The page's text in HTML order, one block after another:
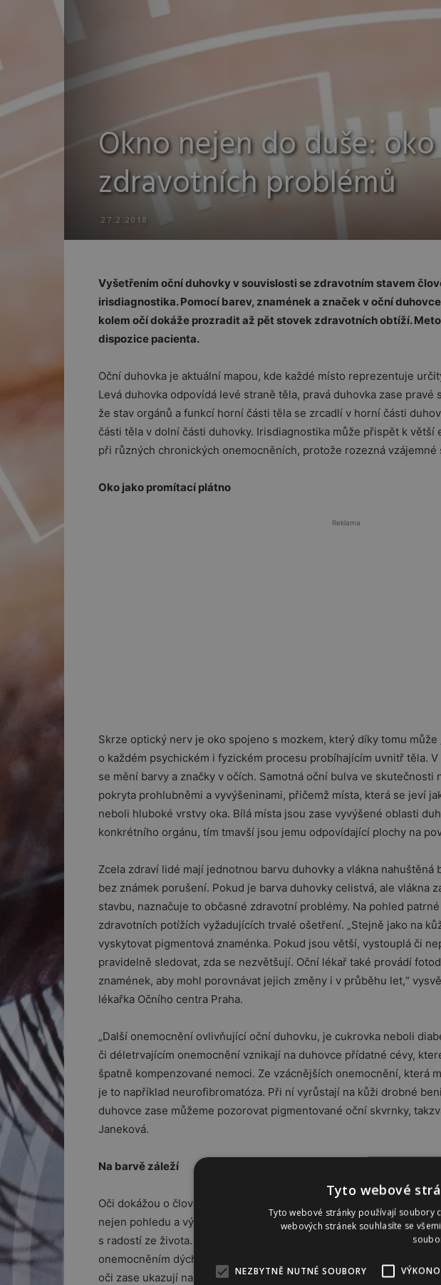
Okno nejen do duše:
zdravotních problémů
27.2.2018
Vyšetřením oční duhovky v souvislosti se zdravotním stavem
irisdiagnostika. Pomocí barev, znamének a značek v oční
kolem očí dokáže prozradit až pět stovek zdravotních obtíží.
dispozice pacienta.
Oční duhovka je aktuální mapou, kde každé místo reprezentuje
Levá duhovka odpovídá levé straně těla, pravá duhovka zase pravé
že stav orgánů a funkcí horní části těla se zrcadlí v horní části
části těla v dolní části duhovky. Irisdiagnostika může přispět k
při různých chronických onemocněních, protože rozezná
Oko jako promítací plátno
Reklama
Skrze optický nerv je oko spojeno s mozkem, který díky tomu může
o každém psychickém i fyzickém procesu probíhajícím uvnitř těla.
se mění barvy a značky v očích. Samotná oční bulva ve skutečnosti
pokryta prohlubněmi a vyvýšeninami, přičemž místa, která se jeví
neboli hluboké vrstvy oka. Bílá místa jsou zase vyvýšené oblasti
konkrétního orgánu, tím tmavší jsou jemu odpovídající plochy na
Zcela zdraví lidé mají jednotnou barvu duhovky a vlákna
bez známek porušení. Pokud je barva duhovky celistvá, ale vlákna
stavbu, naznačuje to občasné zdravotní problémy. Na pohled
zdravotních potížích vyžadujících trvalé ošetření. „Stejně jako na
vyskytovat pigmentová znaménka. Pokud jsou větší, vystouplá či
pravidelně sledovat, zda se nezvětšují. Oční lékař také provádí
znamének, aby mohl porovnávat jejich změny i v průběhu let,“
lékařka Očního centra Praha.
„Další onemocnění ovlivňující oční duhovku, je cukrovka neboli
či déletrvajícím onemocnění vznikají na duhovce přídatné cévy,
špatně kompenzované nemoci. Ze vzácnějších onemocnění, která
je to například neurofibromatóza. Při ní vyrůstají na kůži drobné
duhovce zase můžeme pozorovat pigmentované oční skvrnky,
Janeková.
Na barvě záleží
Oči dokážou o člověku prozradit mnoho – očima „mluvíme“ i
nejen pohledu a výrazu v obličeji, ale také barvy očí. Modrá patří
s radostí ze života. Ti bývají dobrými společníky, z hlediska zdraví
onemocněním dýchacích cest, ledvin či srdce a také k revmatickým
oči zase ukazují na ochotné a obětavé lidi se silným charakterem,
Tyto webové
Tyto webové stránky používají soubory
webových stránek souhlasíte se
NEZBYTNĚ NUTNÉ SOUBORY